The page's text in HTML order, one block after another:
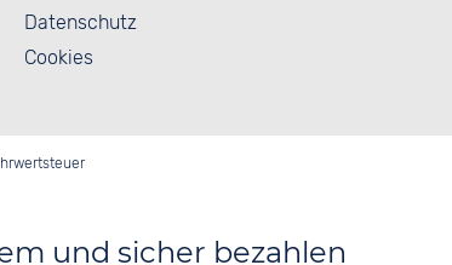
Datenschutz
Cookies
und sicher bezahlen